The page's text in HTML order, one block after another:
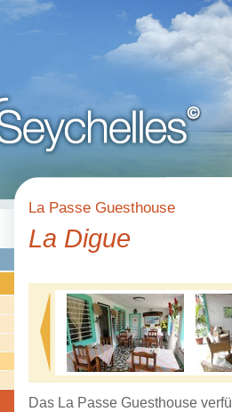
La Passe Guesthouse
La Digue
Das La Passe Guesthouse